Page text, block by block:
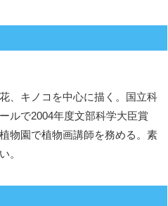
、キノコを中心に描く。国立科
ルで2004年度文部科学大臣賞
物園で植物画講師を務める。素
。